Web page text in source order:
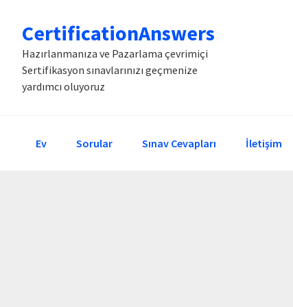
navigasyona
main
content
sidebar'a
CertificationAnswers
Hazırlanmanıza ve Pazarlama çevrimiçi
Sertifikasyon sınavlarınızı geçmenize
yardımcı oluyoruz
Ev Sorular Sınav Cevapları İletişim